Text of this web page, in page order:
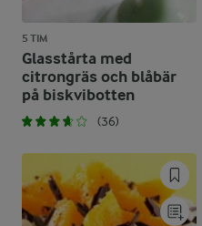
5 TIM
Glasstårta med
citrongräs och blåbär
på biskvibotten
(36)